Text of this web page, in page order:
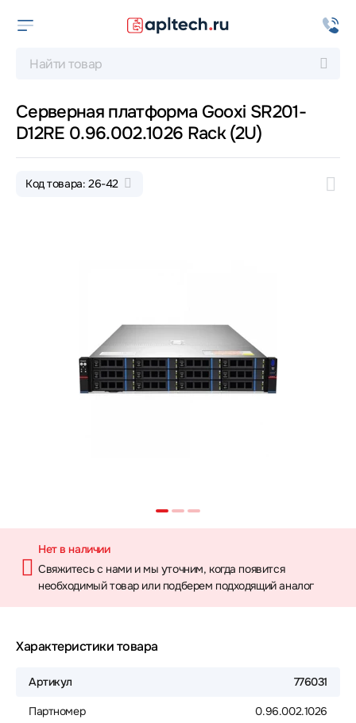
Серверная платформа Gooxi SR201-
D12RE 0.96.002.1026 Rack (2U)
Код товара: 26-42
Нет в наличии
Свяжитесь с нами и мы уточним, когда появится
необходимый товар или подберем подходящий аналог
Характеристики товара
Артикул 776031
Партномер 0.96.002.1026